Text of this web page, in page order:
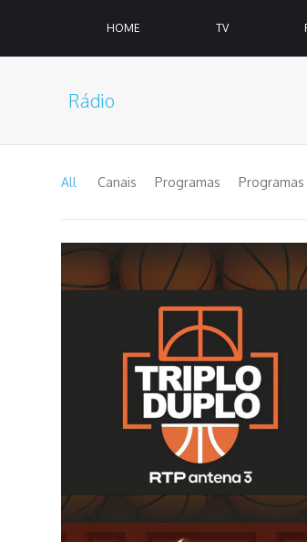
HOME TV
Rádio
All Canais Programas Programas